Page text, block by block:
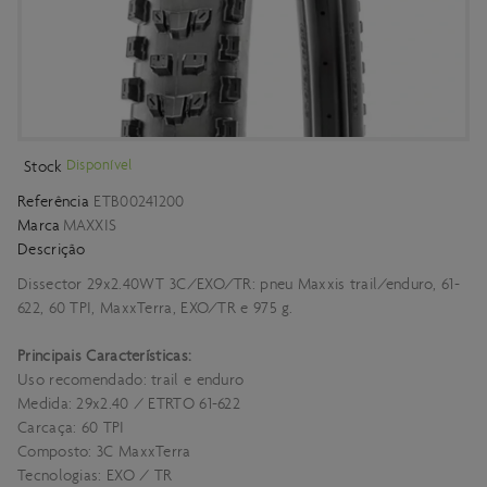
Stock Disponível
Referência ETB00241200
Marca MAXXIS
Descrição
Dissector 29x2.40WT 3C/EXO/TR: pneu Maxxis trail/enduro, 61-
622, 60 TPI, MaxxTerra, EXO/TR e 975 g.
Principais Características:
Uso recomendado: trail e enduro
Medida: 29x2.40 / ETRTO 61-622
Carcaça: 60 TPI
Composto: 3C MaxxTerra
Tecnologias: EXO / TR